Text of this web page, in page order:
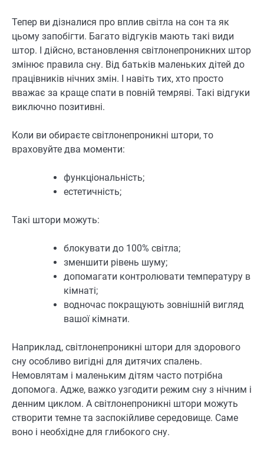
Тепер ви дізналися про вплив світла на сон та як
цьому запобігти. Багато відгуків мають такі види
штор. І дійсно, встановлення світлонепроникних штор
змінює правила сну. Від батьків маленьких дітей до
працівників нічних змін. І навіть тих, хто просто
вважає за краще спати в повній темряві. Такі відгуки
виключно позитивні.
Коли ви обираєте світлонепроникні штори, то
враховуйте два моменти:
функціональність;
естетичність;
Такі штори можуть:
блокувати до 100% світла;
зменшити рівень шуму;
допомагати контролювати температуру в
кімнаті;
водночас покращують зовнішній вигляд
вашої кімнати.
Наприклад, світлонепроникні штори для здорового
сну особливо вигідні для дитячих спалень.
Немовлятам і маленьким дітям часто потрібна
допомога. Адже, важко узгодити режим сну з нічним і
денним циклом. А світлонепроникні штори можуть
створити темне та заспокійливе середовище. Саме
воно і необхідне для глибокого сну.